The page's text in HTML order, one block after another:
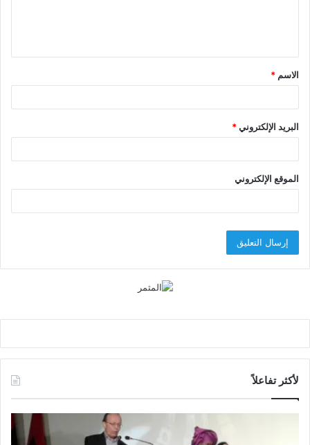
ق
*
الاسم *
البريد الإلكتروني*
الموقع الإلكتروني
لأكثر تفاعلاً